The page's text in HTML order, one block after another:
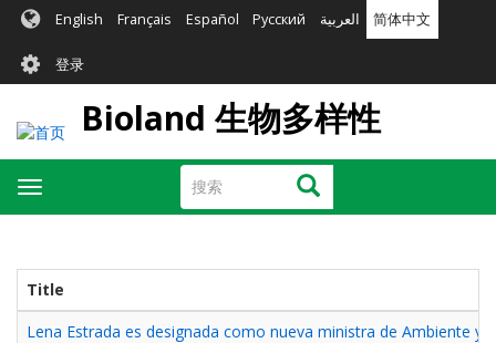
English Français Español Русский العربية 简体中文
User
account
menu
登录
Bioland 生物多样性
搜
索
搜索
Toggle
navigation
Title
Lena Estrada es designada como nueva ministra de Ambiente y